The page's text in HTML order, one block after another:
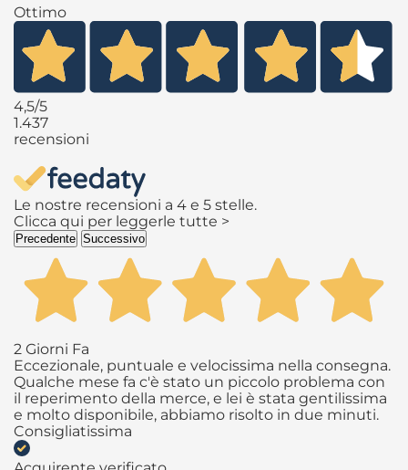
Ottimo
4,5/5
1.437
recensioni
Le nostre recensioni a 4 e 5 stelle.
Clicca qui per leggerle tutte >
Precedente Successivo
2 Giorni Fa
Eccezionale, puntuale e velocissima nella consegna.
Qualche mese fa c'è stato un piccolo problema con
il reperimento della merce, e lei è stata gentilissima
e molto disponibile, abbiamo risolto in due minuti.
Consigliatissima